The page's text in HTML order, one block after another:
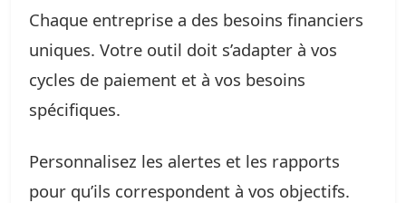
Chaque entreprise a des besoins financiers
uniques. Votre outil doit s’adapter à vos
cycles de paiement et à vos besoins
spécifiques.
Personnalisez les alertes et les rapports
pour qu’ils correspondent à vos objectifs.